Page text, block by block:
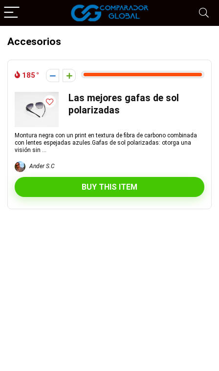
Accesorios
185
Las mejores gafas de sol
polarizadas
Montura negra con un print en textura de fibra de carbono combinada
con lentes espejadas azules.Gafas de sol polarizadas: otorga una
visión sin ...
Ander S.C
BUY THIS ITEM